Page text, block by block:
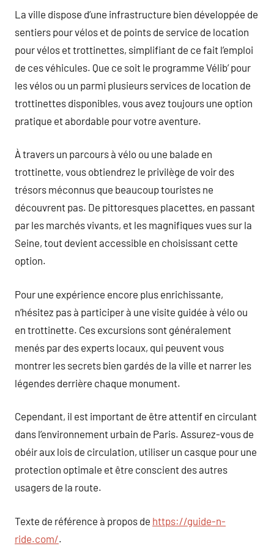
La ville dispose d’une infrastructure bien développée de
sentiers pour vélos et de points de service de location
pour vélos et trottinettes, simplifiant de ce fait l’emploi
de ces véhicules. Que ce soit le programme Vélib’ pour
les vélos ou un parmi plusieurs services de location de
trottinettes disponibles, vous avez toujours une option
pratique et abordable pour votre aventure.
À travers un parcours à vélo ou une balade en
trottinette, vous obtiendrez le privilège de voir des
trésors méconnus que beaucoup touristes ne
découvrent pas. De pittoresques placettes, en passant
par les marchés vivants, et les magnifiques vues sur la
Seine, tout devient accessible en choisissant cette
option.
Pour une expérience encore plus enrichissante,
n’hésitez pas à participer à une visite guidée à vélo ou
en trottinette. Ces excursions sont généralement
menés par des experts locaux, qui peuvent vous
montrer les secrets bien gardés de la ville et narrer les
légendes derrière chaque monument.
Cependant, il est important de être attentif en circulant
dans l’environnement urbain de Paris. Assurez-vous de
obéir aux lois de circulation, utiliser un casque pour une
protection optimale et être conscient des autres
usagers de la route.
Texte de référence à propos de https://guide-n-
ride.com/.